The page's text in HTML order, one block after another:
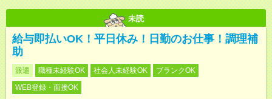
未読
給与即払いOK！平日休み！日勤のお仕事！調理補
助
派遣 職種未経験OK 社会人未経験OK
ブランクOK
WEB登録・面接OK